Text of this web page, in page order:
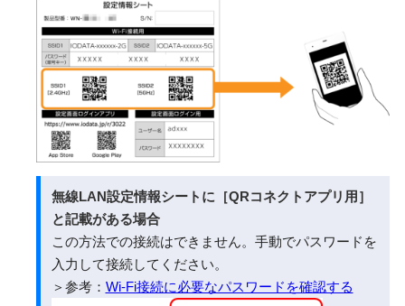
無線LAN設定情報シートに［QRコネクトアプリ用］
と記載がある場合
この方法での接続はできません。手動でパスワードを
入力して接続してください。
＞参考： Wi-Fi接続に必要なパスワードを確認する